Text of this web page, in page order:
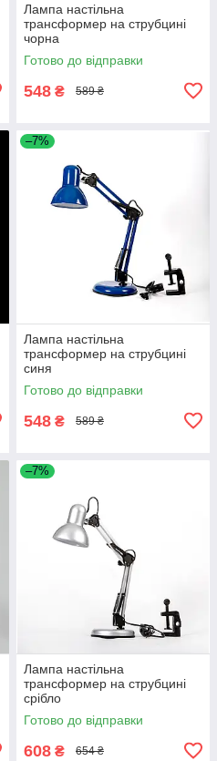
Лампа настільна
трансформер на струбцині
чорна
Готово до відправки
548 ₴ 589 ₴
–7%
Лампа настільна
трансформер на струбцині
синя
Готово до відправки
548 ₴ 589 ₴
–7%
Лампа настільна
трансформер на струбцині
срібло
Готово до відправки
608 ₴ 654 ₴